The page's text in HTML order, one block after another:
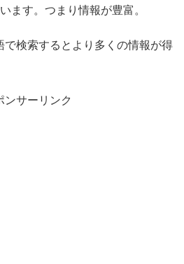
ます。つまり情報が豊富。
で検索するとより多くの情報が得
ンサーリンク